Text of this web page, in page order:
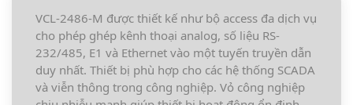
VCL-2486-M được thiết kế như bộ access đa dịch vụ
cho phép ghép kênh thoại analog, số liệu RS-
232/485, E1 và Ethernet vào một tuyến truyền dẫn
duy nhất. Thiết bị phù hợp cho các hệ thống SCADA
và viễn thông trong công nghiệp. Vỏ công nghiệp